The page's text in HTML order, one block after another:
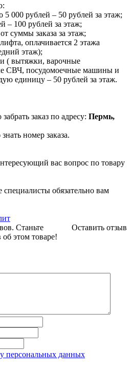
5 000 рублей – 50 рублей за этаж;
– 100 рублей за этаж;
суммы заказа за этаж;
оплачивается 2 этажа
этаж);
( вытяжки, варочные
СВЧ, посудомоечные машины и
единицу – 50 рублей за этаж.
заказ по адресу: Пермь,
знать номер заказа.
вас вопрос по товару
обязательно вам
Оставить отзыв
Станьте
этом товаре!
персональных данных